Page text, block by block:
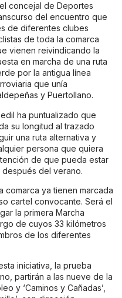
concejal de Deportes
del encuentro que
de diferentes clubes
de toda la comarca
vienen reivindicando la
en marcha de una ruta
por la antigua línea
que unía
y Puertollano.
edil ha puntualizado que
su longitud al trazado
una ruta alternativa y
persona que quiera
de que pueda estar
del verano.
comarca ya tienen marcada
cartel convocante. Será el
la primera Marcha
de cuyos 33 kilómetros
de los diferentes
iniciativa, la prueba
partirán a las nueve de la
y ‘Caminos y Cañadas’,